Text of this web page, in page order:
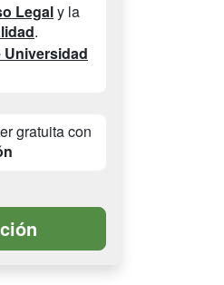
Legaly la
.
gratuita con